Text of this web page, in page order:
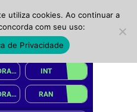
utiliza cookies. Ao continuar a
com seu uso:
de Privacidade